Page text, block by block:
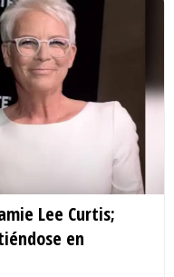
Lee Curtis;
en